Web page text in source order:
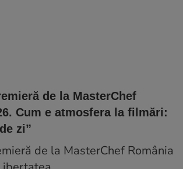
de la MasterChef
Cum e atmosfera la filmări:
zi”
de la MasterChef România